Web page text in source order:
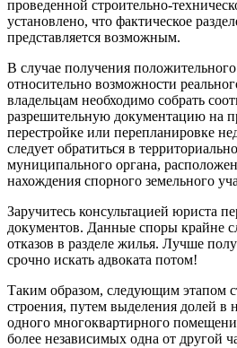
проведенной строительно-
установлено, что фактическое
представляется возможным.
В случае получения
относительно возможности
владельцам необходимо собрать
разрешительную документацию на
перестройке или перепланировке
следует обратиться в
муниципального органа,
нахождения спорного земельного
Заручитесь консультацией юриста
документов. Данные споры крайне
отказов в разделе жилья. Лучше
срочно искать адвоката потом!
Таким образом, следующим этапом
строения, путем выделения долей в
одного многоквартирного
более независимых одна от другой